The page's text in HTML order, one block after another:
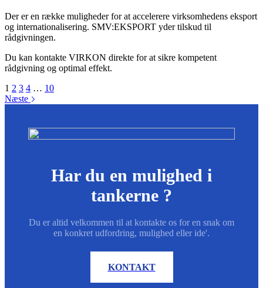
Der er en række muligheder for at accelerere virksomhedens eksport
og internationalisering. SMV:EKSPORT yder tilskud til
rådgivningen.
Du kan kontakte VIRKON direkte for at sikre kompetent
rådgivning og optimal effekt.
1 2 3 4 … 10
Næste
Har du en mulighed i
tankerne ?
Du er altid velkommen til at kontakte os for en snak om
en konkret udfordring, mulighed eller ide'.
KONTAKT